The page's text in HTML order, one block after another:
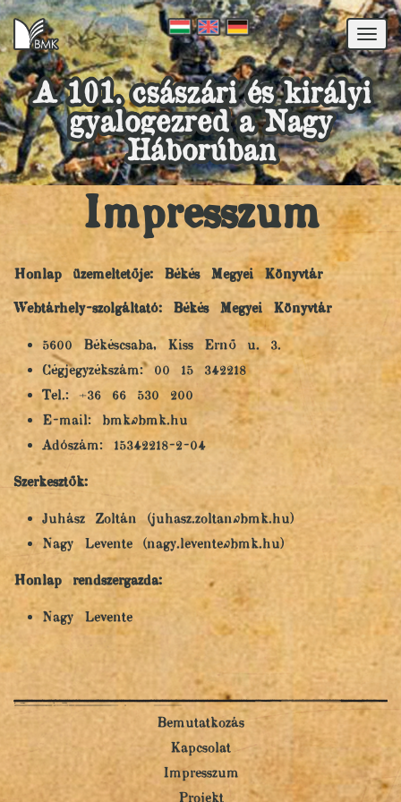
A 101. császári és királyi
gyalogezred a Nagy
Háborúban
Impresszum
Honlap üzemeltetője: Békés Megyei Könyvtár
Webtárhely-szolgáltató: Békés Megyei Könyvtár
5600 Békéscsaba, Kiss Ernő u. 3.
Cégjegyzékszám: 00 15 342218
Tel.: +36 66 530 200
E-mail: bmk@bmk.hu
Adószám: 15342218-2-04
Szerkesztők:
Juhász Zoltán (juhasz.zoltan@bmk.hu)
Nagy Levente (nagy.levente@bmk.hu)
Honlap rendszergazda:
Nagy Levente
Bemutatkozás
Kapcsolat
Impresszum